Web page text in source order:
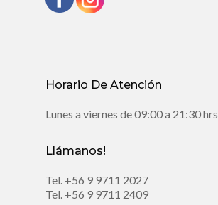
Horario De Atención
Lunes a viernes de 09:00 a 21:30 hrs.
Llámanos!
Tel. +56 9 9711 2027
Tel. +56 9 9711 2409